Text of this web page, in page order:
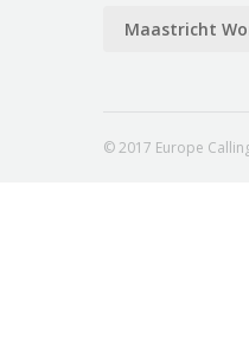
Maastricht
© 2017 Europe